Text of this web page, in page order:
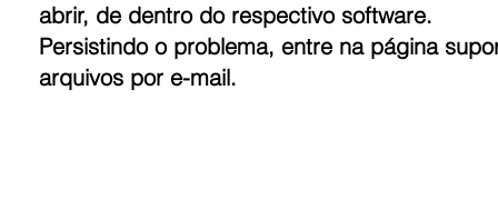
abrir, de dentro do respectivo software.
Persistindo o problema, entre na página
arquivos por e-mail.